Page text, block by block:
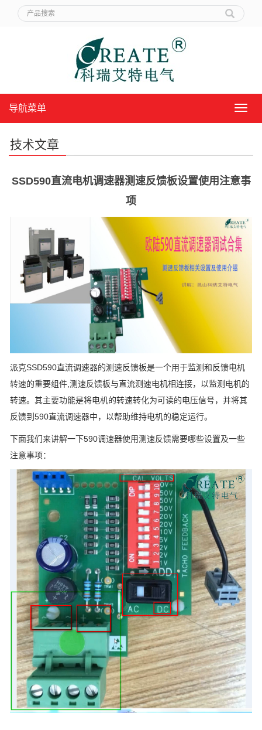
导
导航菜单
技术文章
SSD590直流电机调速器测速反馈板设置使用注意事
项
派克SSD590直流调速器的测速反馈板是一个用于监测和反馈电机
转速的重要组件,测速反馈板与直流测速电机相连接，以监测电机的
转速。其主要功能是将电机的转速转化为可读的电压信号，并将其
反馈到590直流调速器中，以帮助维持电机的稳定运行。
下面我们来讲解一下590调速器使用测速反馈需要哪些设置及一些
注意事项：